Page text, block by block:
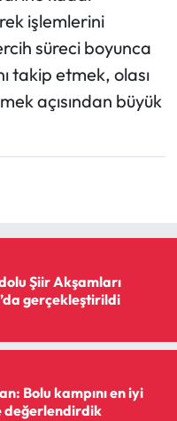
işlemlerini
süreci boyunca
takip etmek, olası
açısından büyük
Şiir Akşamları
gerçekleştirildi
Bolu kampını en iyi
değerlendirdik